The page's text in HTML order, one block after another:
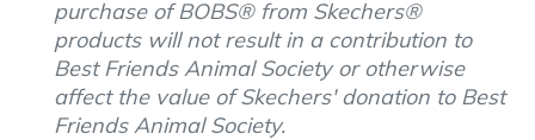
purchase of BOBS® from Skechers®
products will not result in a contribution to
Best Friends Animal Society or otherwise
affect the value of Skechers' donation to Best
Friends Animal Society.